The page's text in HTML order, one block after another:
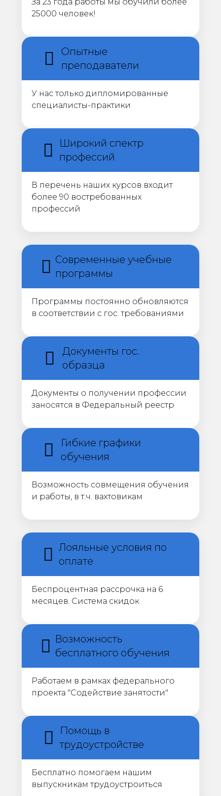
25000 человек!
Опытные
преподаватели
У нас только дипломированные
специалисты-практики
Широкий спектр
профессий
В перечень наших курсов входит
более 90 востребованных
профессий
Современные учебные
программы
Программы постоянно обновляются
в соответствии с гос. требованиями
Документы гос.
образца
Документы о получении профессии
заносятся в Федеральный реестр
Гибкие графики
обучения
Возможность совмещения обучения
и работы, в т.ч. вахтовикам
Лояльные условия по
оплате
Беспроцентная рассрочка на 6
месяцев. Система скидок
Возможность
бесплатного обучения
Работаем в рамках федерального
проекта "Содействие занятости"
Помощь в
трудоустройстве
Бесплатно помогаем нашим
выпускникам трудоустроиться